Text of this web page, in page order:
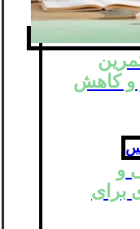
چیست؟ + 7 تمرین
و کاهش
و
برای